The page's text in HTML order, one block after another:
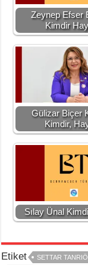
Zeynep Efser
Kimdir
Gülizar Biçer
Kimdir,
Sılay Ünal
Etiket SETTAR